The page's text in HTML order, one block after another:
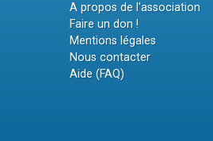
A propos de l'association
Faire un don !
Mentions légales
Nous contacter
Aide (FAQ)